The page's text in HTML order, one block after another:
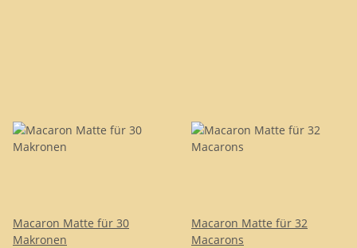
Macaron Matte für 30
Makronen
Macaron Matte für 32
Macarons